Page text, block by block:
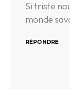
Si triste
monde
RÉPONDRE